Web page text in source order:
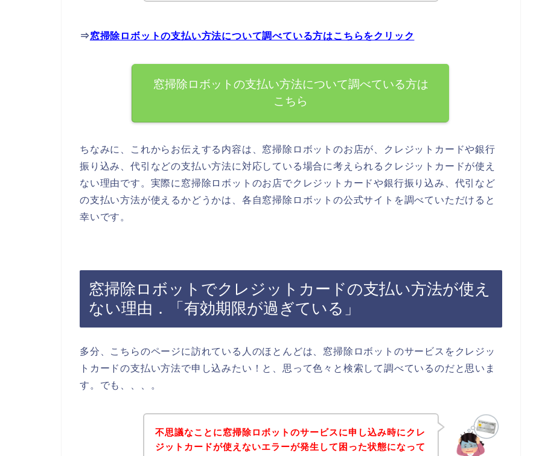
⇒窓掃除ロボットの支払い方法について調べている方はこちらをクリック
窓掃除ロボットの支払い方法について調べている方は
こちら
ちなみに、これからお伝えする内容は、窓掃除ロボットのお店が、クレジットカードや銀行
振り込み、代引などの支払い方法に対応している場合に考えられるクレジットカードが使え
ない理由です。実際に窓掃除ロボットのお店でクレジットカードや銀行振り込み、代引など
の支払い方法が使えるかどうかは、各自窓掃除ロボットの公式サイトを調べていただけると
幸いです。
窓掃除ロボットでクレジットカードの支払い方法が使え
ない理由．「有効期限が過ぎている」
多分、こちらのページに訪れている人のほとんどは、窓掃除ロボットのサービスをクレジッ
トカードの支払い方法で申し込みたい！と、思って色々と検索して調べているのだと思いま
す。でも、、、。
不思議なことに窓掃除ロボットのサービスに申し込み時にクレ
ジットカードが使えないエラーが発生して困った状態になって